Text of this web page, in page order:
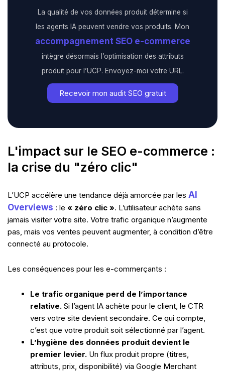
La qualité de vos données produit détermine si
les agents IA peuvent vendre vos produits. Mon
accompagnement SEO e-commerce
intègre désormais l’optimisation des attributs
produit pour l’UCP. Envoyez-moi votre URL.
Recevoir mon audit SEO gratuit
L'impact sur le SEO e-commerce :
la crise du "zéro clic"
L’UCP accélère une tendance déjà amorcée par les AI
Overviews : le « zéro clic ». L’utilisateur achète sans
jamais visiter votre site. Votre trafic organique n’augmente
pas, mais vos ventes peuvent augmenter, à condition d’être
connecté au protocole.
Les conséquences pour les e-commerçants :
Le trafic organique perd de l’importance
relative. Si l’agent IA achète pour le client, le CTR
vers votre site devient secondaire. Ce qui compte,
c’est que votre produit soit sélectionné par l’agent.
L’hygiène des données produit devient le
premier levier. Un flux produit propre (titres,
attributs, prix, disponibilité) via Google Merchant